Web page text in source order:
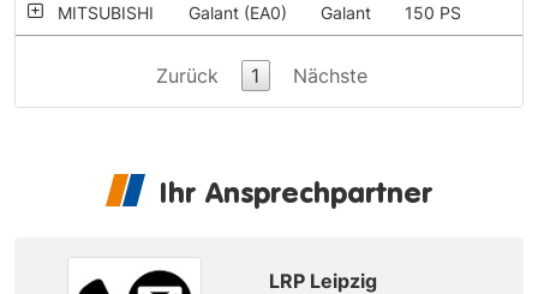
MITSUBISHI Galant (EA0) Galant 150 PS
Zurück 1 Nächste
Ihr Ansprechpartner
LRP Leipzig